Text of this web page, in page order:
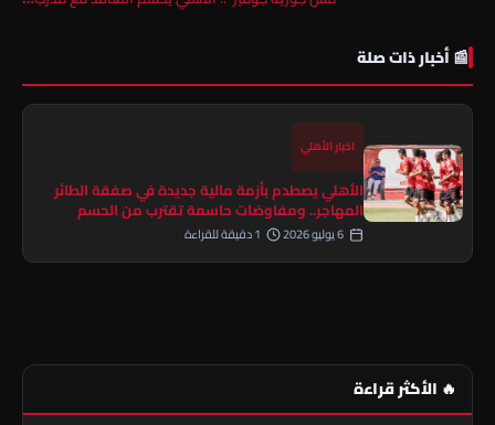
📰 أخبار ذات صلة
اخبار الأهلي
الأهلي يصطدم بأزمة مالية جديدة في صفقة الطائر
المهاجر.. ومفاوضات حاسمة تقترب من الحسم
🔥 الأكثر قراءة